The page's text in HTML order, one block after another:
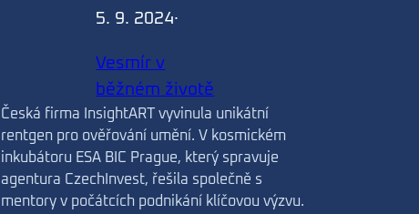
5. 9. 2024·
Vesmír v
běžném životě
Česká firma InsightART vyvinula unikátní
rentgen pro ověřování umění. V kosmickém
inkubátoru ESA BIC Prague, který spravuje
agentura CzechInvest, řešila společně s
mentory v počátcích podnikání klíčovou výzvu.